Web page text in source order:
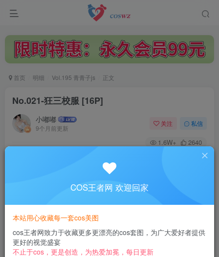
首页 明细 Vol.195 青青子js 正文
No.021-狂三校服 [16P]
小嘟嘟
9个月前更新
关注 私信
1.6W+ 2640
此内容为付费阅读，请付费后查看
3
黄金会员免费 钻石会员 免费
立即购买
COS王者网 欢迎回家
本站用心收藏每一套cos美图
cos王者网致力于收藏更多更漂亮的cos套图，为广大爱好者提供
更好的视觉盛宴
不止于cos，更是创造，为热爱加冕，每日更新